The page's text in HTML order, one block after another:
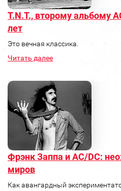
T.N.T., второму альбому
лет
Это вечная классика.
Читать далее
Фрэнк Заппа и AC/DC:
миров
Как авангардный